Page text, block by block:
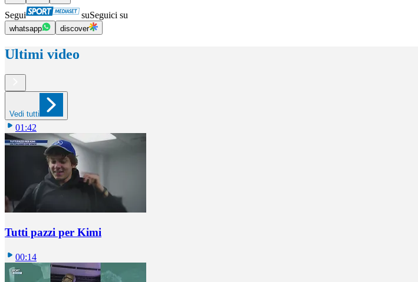
Segui suSeguici su
whatsapp discover
Ultimi video
Vedi tutti
01:42
Tutti pazzi per Kimi
00:14